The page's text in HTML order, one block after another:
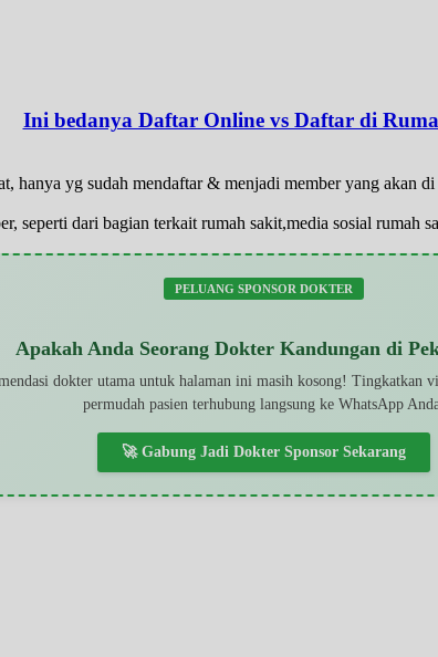
Ini bedanya Daftar Online vs Daftar di
hanya yg sudah mendaftar & menjadi member yang akan
seperti dari bagian terkait rumah sakit,media sosial
PELUANG SPONSOR DOKTER
Apakah Anda Seorang Dokter Kandungan di
dokter utama untuk halaman ini masih kosong! Tingkatkan
permudah pasien terhubung langsung ke WhatsApp
🚀 Gabung Jadi Dokter Sponsor Sekarang